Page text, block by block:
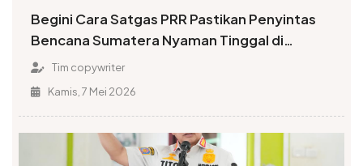
Begini Cara Satgas PRR Pastikan Penyintas
Bencana Sumatera Nyaman Tinggal di
Huntara
Tim copywriter
Kamis, 7 Mei 2026